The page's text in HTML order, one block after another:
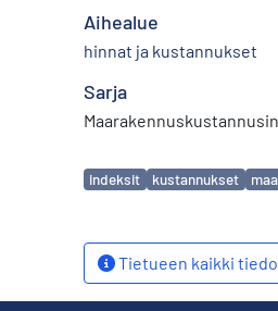
Aihealue
hinnat ja kustannukset
Sarja
Avainsanat
indeksit kustannukset
Tietueen kaikki